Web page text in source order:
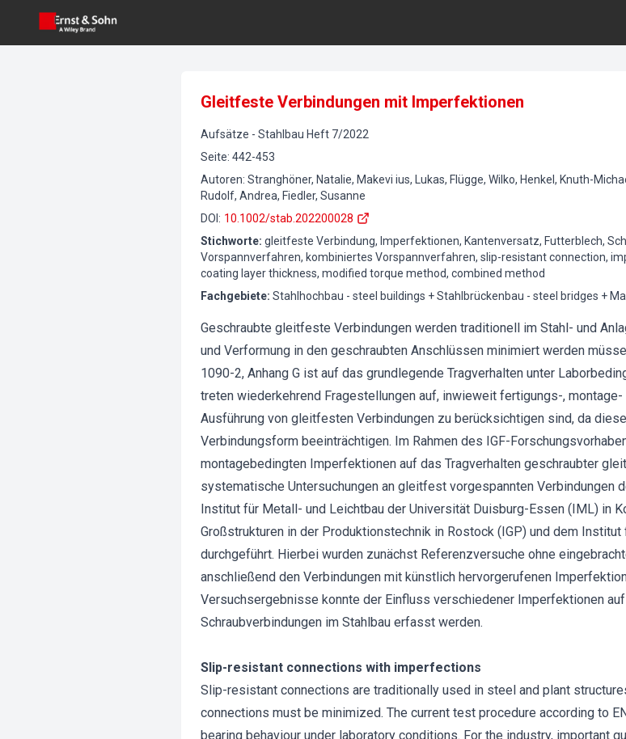
Gleitfeste Verbindungen mit Imperfektionen
Aufsätze - Stahlbau Heft 7/2022
Seite: 442-453
Autoren: Stranghöner, Natalie, Makevi ius, Lukas, Flügge, Wilko, Henkel, Knuth-
Rudolf, Andrea, Fiedler, Susanne
DOI : 10.1002/stab.202200028
Stichworte: gleitfeste Verbindung, Imperfektionen, Kantenversatz, Futterblech,
Vorspannverfahren, kombiniertes Vorspannverfahren, slip-resistant connection,
coating layer thickness, modified torque method, combined method
Fachgebiete: Stahlhochbau - steel buildings + Stahlbrückenbau - steel bridges +
Geschraubte gleitfeste Verbindungen werden traditionell im Stahl- und
und Verformung in den geschraubten Anschlüssen minimiert werden
1090-2, Anhang G ist auf das grundlegende Tragverhalten unter
treten wiederkehrend Fragestellungen auf, inwieweit fertigungs-,
Ausführung von gleitfesten Verbindungen zu berücksichtigen sind, da
Verbindungsform beeinträchtigen. Im Rahmen des IGF-
montagebedingten Imperfektionen auf das Tragverhalten geschraubter
systematische Untersuchungen an gleitfest vorgespannten Verbindungen
Institut für Metall- und Leichtbau der Universität Duisburg-Essen (IML) in
Großstrukturen in der Produktionstechnik in Rostock (IGP) und dem
durchgeführt. Hierbei wurden zunächst Referenzversuche ohne
anschließend den Verbindungen mit künstlich hervorgerufenen
Versuchsergebnisse konnte der Einfluss verschiedener Imperfektionen
Schraubverbindungen im Stahlbau erfasst werden.
Slip-resistant connections with imperfections
Slip-resistant connections are traditionally used in steel and plant
connections must be minimized. The current test procedure according to
bearing behaviour under laboratory conditions. For the industry, important